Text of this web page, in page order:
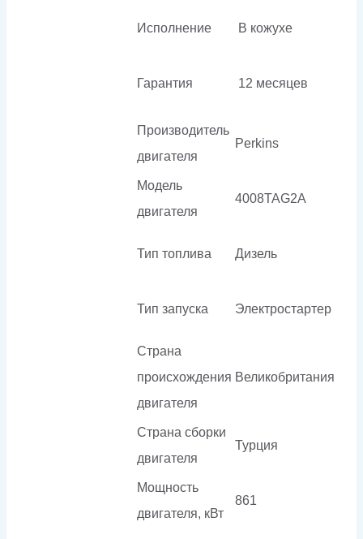
Исполнение В кожухе
Гарантия 12 месяцев
Производитель
двигателя
Perkins
Модель
двигателя
4008TAG2A
Тип топлива Дизель
Тип запуска Электростартер
Страна
происхождения
двигателя
Великобритания
Страна сборки
двигателя
Турция
Мощность
двигателя, кВт
861